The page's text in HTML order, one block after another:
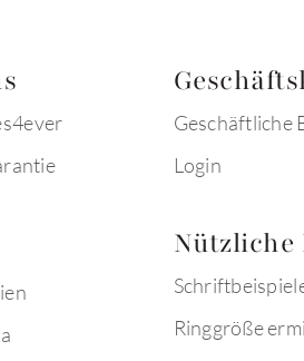
Geschäftliche
Login
Nützliche
Ringgröße